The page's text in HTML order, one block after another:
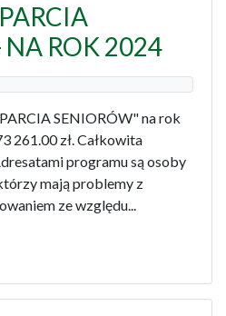
ROK 2024
SENIORÓW" na rok
261.00 zł. Całkowita
programu są osoby
mają problemy z
ze względu...